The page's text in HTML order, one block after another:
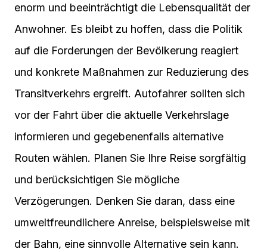
enorm und beeinträchtigt die Lebensqualität der
Anwohner. Es bleibt zu hoffen, dass die Politik
auf die Forderungen der Bevölkerung reagiert
und konkrete Maßnahmen zur Reduzierung des
Transitverkehrs ergreift. Autofahrer sollten sich
vor der Fahrt über die aktuelle Verkehrslage
informieren und gegebenenfalls alternative
Routen wählen. Planen Sie Ihre Reise sorgfältig
und berücksichtigen Sie mögliche
Verzögerungen. Denken Sie daran, dass eine
umweltfreundlichere Anreise, beispielsweise mit
der Bahn, eine sinnvolle Alternative sein kann.